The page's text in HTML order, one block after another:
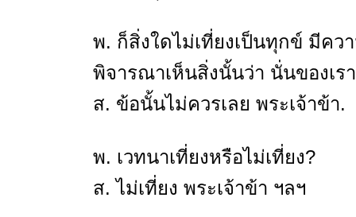
พ. ก็สิ่งใดไม่เที่ยงเป็นทุกข์ มีค
พิจารณาเห็นสิ่งนั้นว่า นั่นของเร
ส. ข้อนั้นไม่ควรเลย พระเจ้าข้า.
พ. เวทนาเที่ยงหรือไม่เที่ยง?
ส. ไม่เที่ยง พระเจ้าข้า ฯลฯ